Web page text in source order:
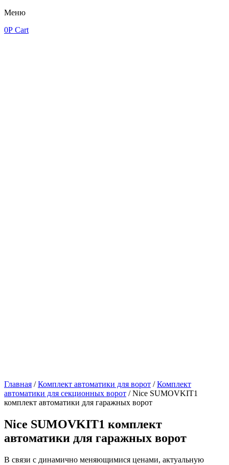
Меню
0Р Cart
Главная /Комплект автоматики для ворот /Комплект
автоматики для секционных ворот / Nice SUMOVKIT1
комплект автоматики для гаражных ворот
Nice SUMOVKIT1 комплект
автоматики для гаражных ворот
В связи с динамично меняющимися ценами, актуальную